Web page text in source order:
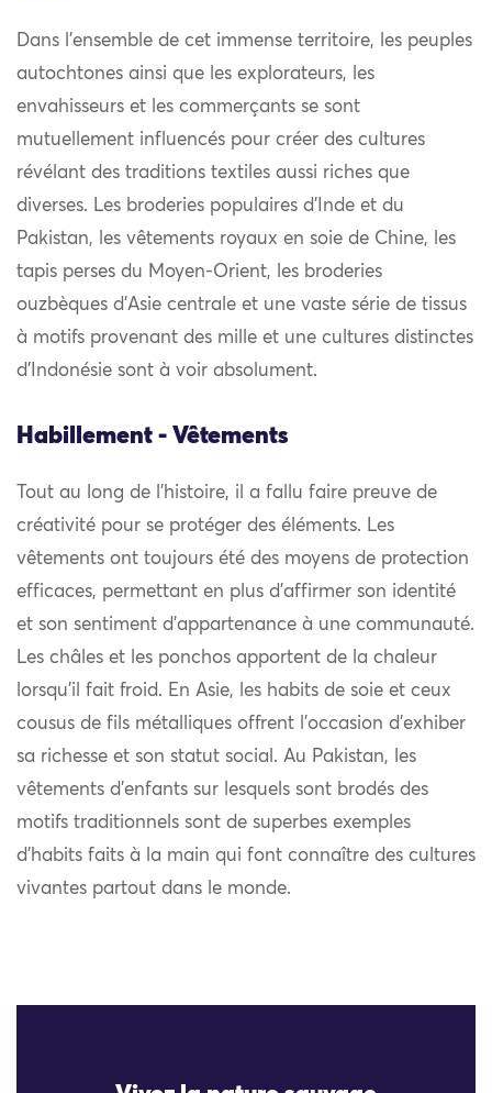
Dans l’ensemble de cet immense territoire, les peuples
autochtones ainsi que les explorateurs, les
envahisseurs et les commerçants se sont
mutuellement influencés pour créer des cultures
révélant des traditions textiles aussi riches que
diverses. Les broderies populaires d’Inde et du
Pakistan, les vêtements royaux en soie de Chine, les
tapis perses du Moyen-Orient, les broderies
ouzbèques d’Asie centrale et une vaste série de tissus
à motifs provenant des mille et une cultures distinctes
d’Indonésie sont à voir absolument.
Habillement - Vêtements
Tout au long de l’histoire, il a fallu faire preuve de
créativité pour se protéger des éléments. Les
vêtements ont toujours été des moyens de protection
efficaces, permettant en plus d’affirmer son identité
et son sentiment d’appartenance à une communauté.
Les châles et les ponchos apportent de la chaleur
lorsqu’il fait froid. En Asie, les habits de soie et ceux
cousus de fils métalliques offrent l’occasion d’exhiber
sa richesse et son statut social. Au Pakistan, les
vêtements d’enfants sur lesquels sont brodés des
motifs traditionnels sont de superbes exemples
d’habits faits à la main qui font connaître des cultures
vivantes partout dans le monde.